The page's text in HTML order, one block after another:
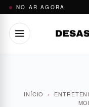
Pular
conteúdo
NO AR AGORA
INÍCIO ›